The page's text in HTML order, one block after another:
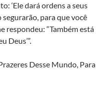
‘Ele dará ordens a seus
segurarão, para que você
respondeu: “Também está
Deus’”.
Desse Mundo, Para